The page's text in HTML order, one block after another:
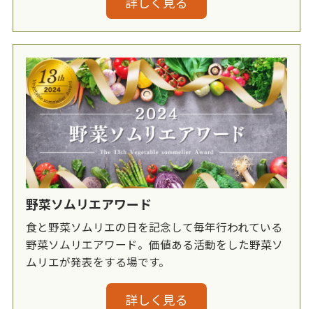
野菜ソムリエアワード
食と野菜ソムリエの日を記念して毎年行われている
野菜ソムリエアワード。価値ある活動をした野菜ソ
ムリエが発表をする場です。
詳しく見る